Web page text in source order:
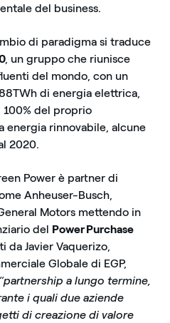
del business.
di paradigma si traduce
, un gruppo che riunisce
del mondo, con un
di energia elettrica,
del proprio
energia rinnovabile, alcune
2020.
Power è partner di
Anheuser-Busch,
Motors mettendo in
del Power Purchase
da Javier Vaquerizo,
Globale di EGP,
“partnership a lungo termine,
i quali due aziende
di creazione di valore